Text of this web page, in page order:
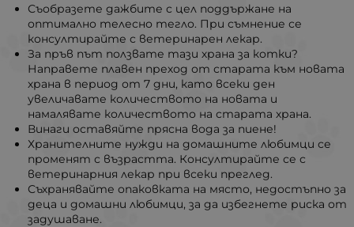
Съобразете дажбите с цел поддържане на
оптимално телесно тегло. При съмнение се
консултирайте с ветеринарен лекар.
За пръв път ползвате тази храна за котки?
Направете плавен преход от старата към новата
храна в период от 7 дни, като всеки ден
увеличавате количеството на новата и
намалявате количеството на старата храна.
Винаги оставяйте прясна вода за пиене!
Хранителните нужди на домашните любимци се
променят с възрастта. Консултирайте се с
ветеринарния лекар при всеки преглед.
Съхранявайте опаковката на място, недостъпно за
деца и домашни любимци, за да избегнете риска от
задушаване.